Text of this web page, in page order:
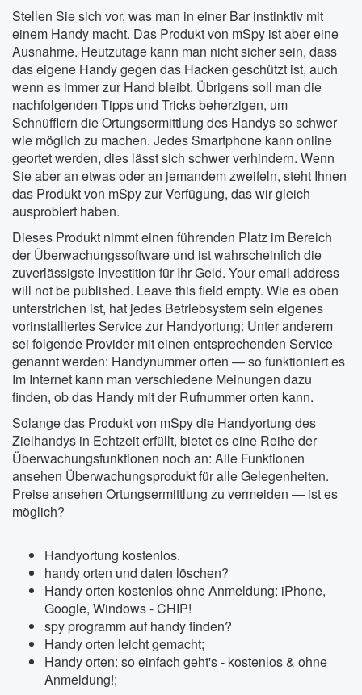
Stellen Sie sich vor, was man in einer Bar instinktiv mit
einem Handy macht. Das Produkt von mSpy ist aber eine
Ausnahme. Heutzutage kann man nicht sicher sein, dass
das eigene Handy gegen das Hacken geschützt ist, auch
wenn es immer zur Hand bleibt. Übrigens soll man die
nachfolgenden Tipps und Tricks beherzigen, um
Schnüfflern die Ortungsermittlung des Handys so schwer
wie möglich zu machen. Jedes Smartphone kann online
geortet werden, dies lässt sich schwer verhindern. Wenn
Sie aber an etwas oder an jemandem zweifeln, steht Ihnen
das Produkt von mSpy zur Verfügung, das wir gleich
ausprobiert haben.
Dieses Produkt nimmt einen führenden Platz im Bereich
der Überwachungssoftware und ist wahrscheinlich die
zuverlässigste Investition für Ihr Geld. Your email address
will not be published. Leave this field empty. Wie es oben
unterstrichen ist, hat jedes Betriebsystem sein eigenes
vorinstalliertes Service zur Handyortung: Unter anderem
sei folgende Provider mit einen entsprechenden Service
genannt werden: Handynummer orten — so funktioniert es
Im Internet kann man verschiedene Meinungen dazu
finden, ob das Handy mit der Rufnummer orten kann.
Solange das Produkt von mSpy die Handyortung des
Zielhandys in Echtzeit erfüllt, bietet es eine Reihe der
Überwachungsfunktionen noch an: Alle Funktionen
ansehen Überwachungsprodukt für alle Gelegenheiten.
Preise ansehen Ortungsermittlung zu vermeiden — ist es
möglich?
Handyortung kostenlos.
handy orten und daten löschen?
Handy orten kostenlos ohne Anmeldung: iPhone,
Google, Windows - CHIP!
spy programm auf handy finden?
Handy orten leicht gemacht;
Handy orten: so einfach geht's - kostenlos & ohne
Anmeldung!;